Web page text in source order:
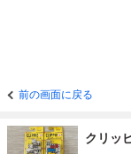
前の画面に戻る
クリッ